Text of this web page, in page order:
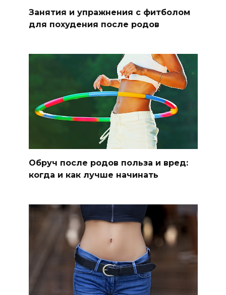
Занятия и упражнения с фитболом
для похудения после родов
Обруч после родов польза и вред:
когда и как лучше начинать